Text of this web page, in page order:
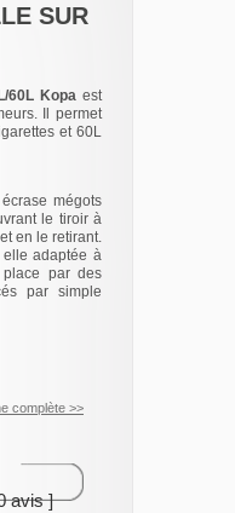
SUR
60L Kopa est
Il permet
et 60L
mégots
le tiroir à
en le retirant.
adaptée à
par des
par simple
complète >>
avis ]